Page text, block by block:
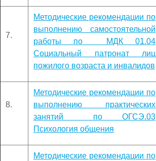
7.
Методические рекомендации по
выполнению самостоятельной
работы по МДК 01.04
Социальный патронат лиц
пожилого возраста и инвалидов
8.
Методические рекомендации по
выполнению практических
занятий по ОГСЭ.03
Психология общения
Методические рекомендации по